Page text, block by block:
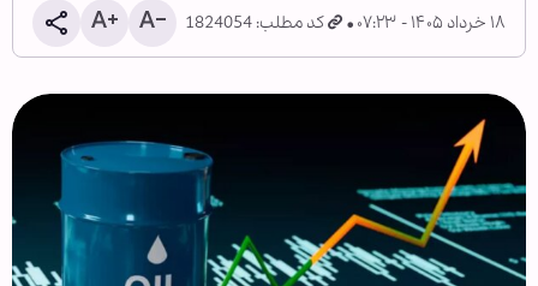
۱۸ خرداد ۱۴۰۵ - ۰۷:۲۳ کد مطلب: 1824054